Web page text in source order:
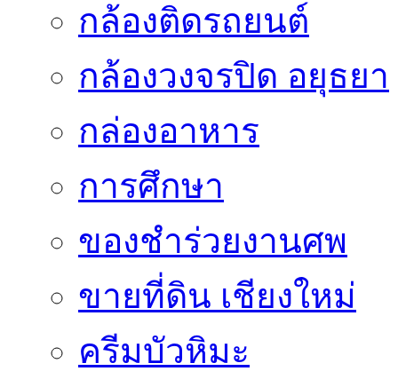
กล้องติดรถยนต์
กล้องวงจรปิด อยุธยา
กล่องอาหาร
การศึกษา
ของชำร่วยงานศพ
ขายที่ดิน เชียงใหม่
ครีมบัวหิมะ